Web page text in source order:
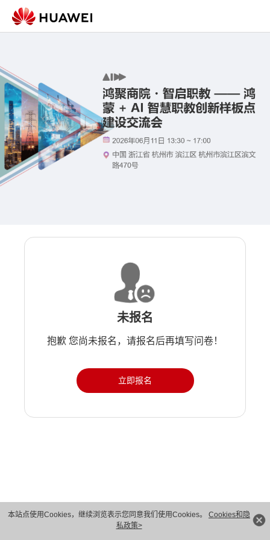
本站点使用Cookies，继续浏览表示您同意我们使用Cookies。 Cookies和隐
私政策>
未报名
抱歉 您尚未报名，请报名后再填写问卷！
立即报名
版权所有 © 华为技术有限公司 1998-2026。 保留一切权利。粤A2-20044005号
隐私保护
法律声明